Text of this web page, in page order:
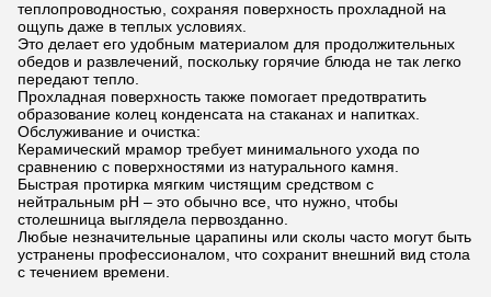
теплопроводностью, сохраняя поверхность прохладной на
ощупь даже в теплых условиях.
Это делает его удобным материалом для продолжительных
обедов и развлечений, поскольку горячие блюда не так легко
передают тепло.
Прохладная поверхность также помогает предотвратить
образование колец конденсата на стаканах и напитках.
Обслуживание и очистка:
Керамический мрамор требует минимального ухода по
сравнению с поверхностями из натурального камня.
Быстрая протирка мягким чистящим средством с
нейтральным pH – это обычно все, что нужно, чтобы
столешница выглядела первозданно.
Любые незначительные царапины или сколы часто могут быть
устранены профессионалом, что сохранит внешний вид стола
с течением времени.